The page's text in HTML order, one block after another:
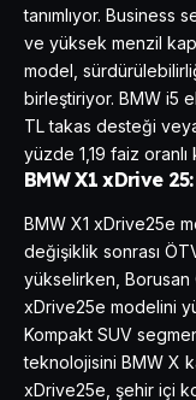
tanımlıyor. Business
ve yüksek menzil
model,
birleştiriyor. BMW i5
TL takas desteği
yüzde 1,19 faiz oranlı
BMW X1 xDrive
BMW X1 xDrive25e
değişiklik sonrası
yükselirken, Borusan
xDrive25e modelini
Kompakt SUV
teknolojisini BMW X
xDrive25e, şehir içi